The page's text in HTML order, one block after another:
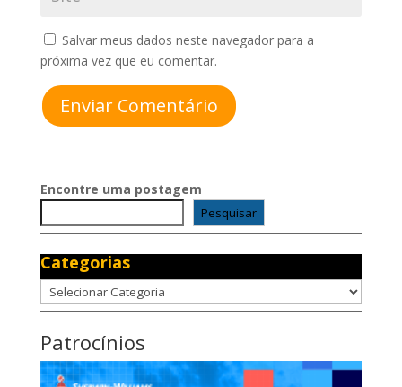
Salvar meus dados neste navegador para a
próxima vez que eu comentar.
Enviar Comentário
Encontre uma postagem
Pesquisar
Categorias
Categorias
Patrocínios